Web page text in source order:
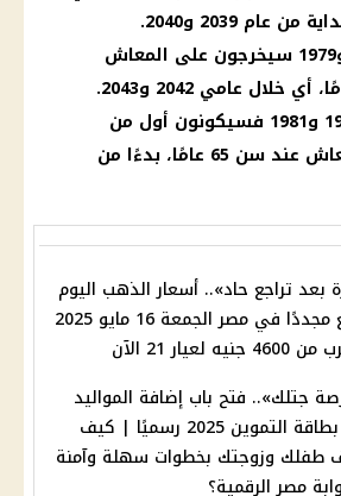
مواليد 1978 و1979 سيخرجون على المعاش
أما مواليد 1980 و1981 فسيكونون أول من
يخرج على المعاش عند سن 65 عامًا، بدءًا من
بعد تراجع حاد».. أسعار الذهب اليوم
ترتفع مجددًا في مصر الجمعة 16 مايو 2025
لعيار 21 الآن
جتلك».. فتح باب إضافة المواليد
على بطاقة التموين 2025 رسميًا | كيف
طفلك وزوجتك بخطوات سهلة وآمنة
مصر الرقمية؟